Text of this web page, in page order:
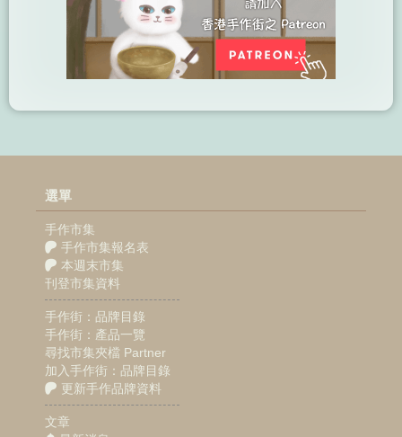
選單
手作市集
手作市集報名表
本週末市集
刊登市集資料
手作街：品牌目錄
手作街：產品一覽
尋找市集夾檔 Partner
加入手作街：品牌目錄
更新手作品牌資料
文章